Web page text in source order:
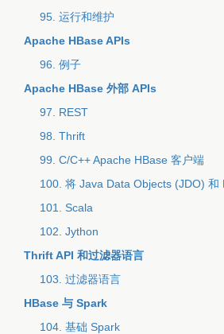
95. 运行和维护
Apache HBase APIs
96. 例子
Apache HBase 外部 APIs
97. REST
98. Thrift
99. C/C++ Apache HBase 客户端
100. 将 Java Data Objects (JDO) 和
101. Scala
102. Jython
Thrift API 和过滤器语言
103. 过滤器语言
HBase 与 Spark
104. 基础 Spark